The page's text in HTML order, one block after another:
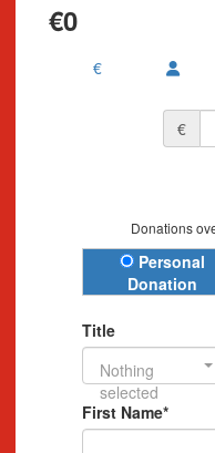
€0
€
€
Donations
Donation Type
Personal
Donation
Title
Nothing
selected
First Name*